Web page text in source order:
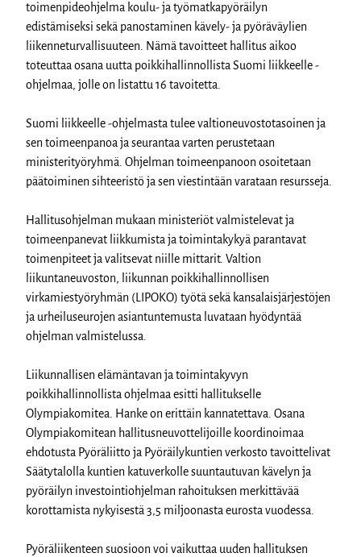
toimenpideohjelma koulu- ja työmatkapyöräilyn
edistämiseksi sekä panostaminen kävely- ja pyöräväylien
liikenneturvallisuuteen. Nämä tavoitteet hallitus aikoo
toteuttaa osana uutta poikkihallinnollista Suomi liikkeelle -
ohjelmaa, jolle on listattu 16 tavoitetta.
Suomi liikkeelle -ohjelmasta tulee valtioneuvostotasoinen ja
sen toimeenpanoa ja seurantaa varten perustetaan
ministerityöryhmä. Ohjelman toimeenpanoon osoitetaan
päätoiminen sihteeristö ja sen viestintään varataan resursseja.
Hallitusohjelman mukaan ministeriöt valmistelevat ja
toimeenpanevat liikkumista ja toimintakykyä parantavat
toimenpiteet ja valitsevat niille mittarit. Valtion
liikuntaneuvoston, liikunnan poikkihallinnollisen
virkamiestyöryhmän (LIPOKO) työtä sekä kansalaisjärjestöjen
ja urheiluseurojen asiantuntemusta luvataan hyödyntää
ohjelman valmistelussa.
Liikunnallisen elämäntavan ja toimintakyvyn
poikkihallinnollista ohjelmaa esitti hallitukselle
Olympiakomitea. Hanke on erittäin kannatettava. Osana
Olympiakomitean hallitusneuvottelijoille koordinoimaa
ehdotusta Pyöräliitto ja Pyöräilykuntien verkosto tavoittelivat
Säätytalolla kuntien katuverkolle suuntautuvan kävelyn ja
pyöräilyn investointiohjelman rahoituksen merkittävää
korottamista nykyisestä 3,5 miljoonasta eurosta vuodessa.
Pyöräliikenteen suosioon voi vaikuttaa uuden hallituksen